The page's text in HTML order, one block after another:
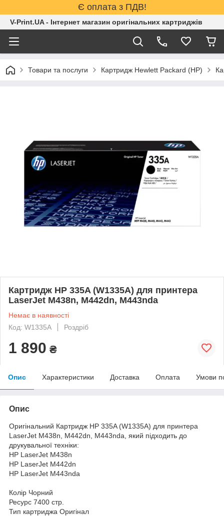
Є оплата з ПДВ!
V-Print.UA - Інтернет магазин оригінальних картриджів
Товари та послуги Картридж Hewlett Packard (HP)
Картридж HP 335A (W1335A) для принтера
LaserJet M438n, M442dn, M443nda
Немає в наявності
Код: W1335A
Роздріб
1 890 ₴
Опис Характеристики Доставка Оплата Умови
Опис
Оригінальний Картридж HP 335A (W1335A) для принтера
LaserJet M438n, M442dn, M443nda, який підходить до
друкувальної техніки:
HP LaserJet M438n
HP LaserJet M442dn
HP LaserJet M443nda
Колір Чорний
Ресурс 7400 стр.
Тип картриджа Оригінал